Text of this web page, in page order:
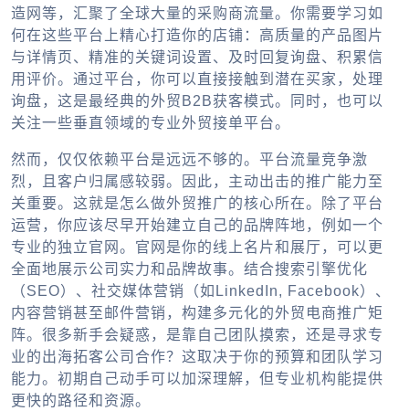
造网等，汇聚了全球大量的采购商流量。你需要学习如
何在这些平台上精心打造你的店铺：高质量的产品图片
与详情页、精准的关键词设置、及时回复询盘、积累信
用评价。通过平台，你可以直接接触到潜在买家，处理
询盘，这是最经典的外贸B2B获客模式。同时，也可以
关注一些垂直领域的专业外贸接单平台。
然而，仅仅依赖平台是远远不够的。平台流量竞争激
烈，且客户归属感较弱。因此，主动出击的推广能力至
关重要。这就是怎么做外贸推广的核心所在。除了平台
运营，你应该尽早开始建立自己的品牌阵地，例如一个
专业的独立官网。官网是你的线上名片和展厅，可以更
全面地展示公司实力和品牌故事。结合搜索引擎优化
（SEO）、社交媒体营销（如LinkedIn, Facebook）、
内容营销甚至邮件营销，构建多元化的外贸电商推广矩
阵。很多新手会疑惑，是靠自己团队摸索，还是寻求专
业的出海拓客公司 合作？这取决于你的预算和团队学习
能力。初期自己动手可以加深理解，但专业机构能提供
更快的路径和资源。